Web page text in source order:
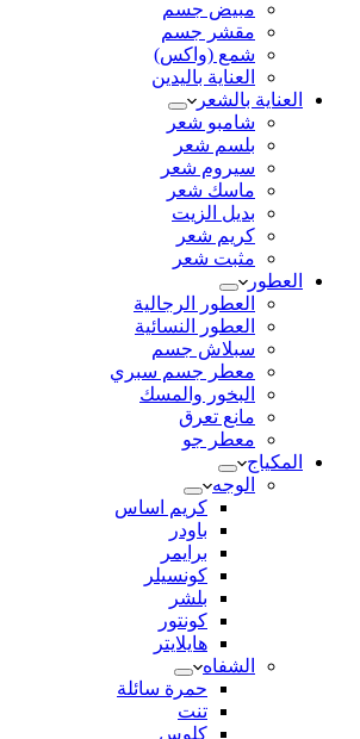
مبيض جسم
مقشر جسم
شمع (واكس)
العناية باليدين
العناية بالشعر
شامبو شعر
بلسم شعر
سيروم شعر
ماسك شعر
بديل الزيت
كريم شعر
مثبت شعر
العطور
العطور الرجالية
العطور النسائية
سبلاش جسم
معطر جسم سبري
البخور والمسك
مانع تعرق
معطر جو
المكياج
الوجه
كريم اساس
باودر
برايمر
كونسيلر
بلشر
كونتور
هايلايتر
الشفاه
حمرة سائلة
تنت
كلوس